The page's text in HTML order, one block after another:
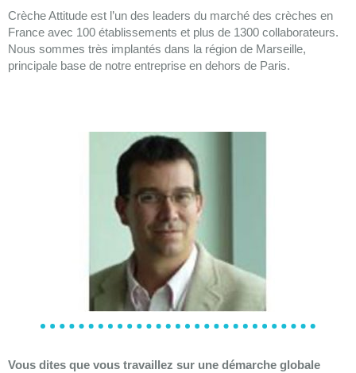
Crèche Attitude est l’un des leaders du marché des crèches en
France avec 100 établissements et plus de 1300 collaborateurs.
Nous sommes très implantés dans la région de Marseille,
principale base de notre entreprise en dehors de Paris.
Vous dites que vous travaillez sur une démarche globale